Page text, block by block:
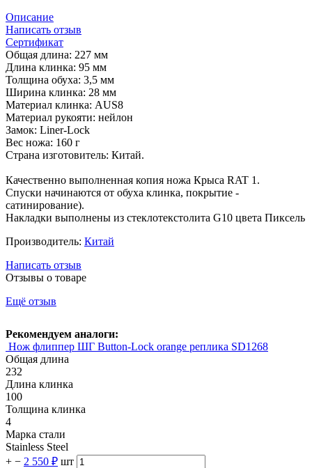
Описание
Написать отзыв
Сертификат
Общая длина: 227 мм
Длина клинка: 95 мм
Толщина обуха: 3,5 мм
Ширина клинка: 28 мм
Материал клинка: AUS8
Материал рукояти: нейлон
Замок: Liner-Lock
Вес ножа: 160 г
Страна изготовитель: Китай.
Качественно выполненная копия ножа Крыса RAT 1.
Спуски начинаются от обуха клинка, покрытие -
сатинирование).
Накладки выполнены из стеклотекстолита G10 цвета Пиксель
Производитель: Китай
Написать отзыв
Отзывы о товаре
Ещё отзыв
Рекомендуем аналоги:
Нож флиппер ШГ Button-Lock orange реплика SD1268
Общая длина
232
Длина клинка
100
Толщина клинка
4
Марка стали
Stainless Steel
+ − 2 550 ₽ шт